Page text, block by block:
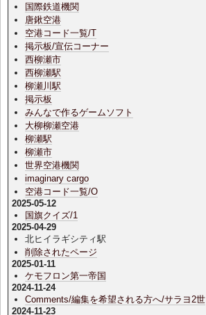
国際鉄道機関
唐鍬空港
空港コード一覧/T
掲示板/宣伝コーナー
西柳瀬市
西柳瀬駅
柳瀬川駅
掲示板
みんなで作るゲームソフト
大柳柳瀬空港
柳瀬駅
柳瀬市
世界空港機関
imaginary cargo
空港コード一覧/O
2025-05-12
国旗クイズ/1
2025-04-29
北ヒイラギシティ駅
削除されたページ
2025-01-11
ケモフロン第一帝国
2024-11-24
Comments/編集を希望される方へ/サラヨ2世
2024-11-23